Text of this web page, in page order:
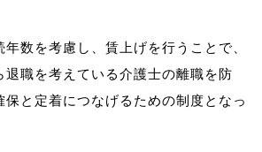
数を考慮し、賃上げを行うことで、
退職を考えている介護士の離職を防
保と定着につなげるための制度となっ